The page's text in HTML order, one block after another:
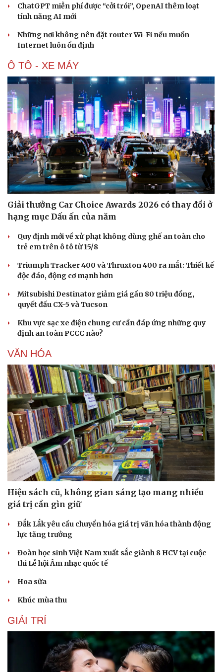
Du lịch
Tư vấn
Săn Tour
check-in
Podcast
Câu chuyện thời sự
Đọc truyện đêm khuya
Cửa sổ tình yêu
Kể chuyện cho bé
Hạt giống tâm hồn
ChatGPT miễn phí được “cởi trói”, OpenAI thêm loạt
tính năng AI mới
Những nơi không nên đặt router Wi-Fi nếu muốn
Internet luôn ổn định
Ô TÔ - XE MÁY
Giải thưởng Car Choice Awards 2026 có thay đổi ở
hạng mục Dấu ấn của năm
Quy định mới về xử phạt không dùng ghế an toàn cho
trẻ em trên ô tô từ 15/8
Triumph Tracker 400 và Thruxton 400 ra mắt: Thiết kế
độc đáo, động cơ mạnh hơn
Mitsubishi Destinator giảm giá gần 80 triệu đồng,
quyết đấu CX-5 và Tucson
Khu vực sạc xe điện chung cư cần đáp ứng những quy
định an toàn PCCC nào?
VĂN HÓA
Hiệu sách cũ, không gian sáng tạo mang nhiều
giá trị cần gìn giữ
Đắk Lắk yêu cầu chuyển hóa giá trị văn hóa thành động
lực tăng trưởng
Đoàn học sinh Việt Nam xuất sắc giành 8 HCV tại cuộc
thi Lễ hội Âm nhạc quốc tế
Hoa sữa
Khúc mùa thu
GIẢI TRÍ